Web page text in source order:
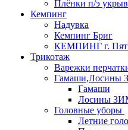
Плёнки п/э
Кемпинг
Надувка
Кемпинг Бриг
КЕМПИНГ г.
Трикотаж
Варежки
Гамаши,Лосины
Гамаши
Лосины
Головные уборы
Летние